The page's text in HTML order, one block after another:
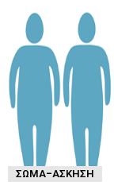
ΣΏΜΑ-ΆΣΚΗΣΗ